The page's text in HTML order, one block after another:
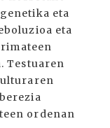
eta
eta
Testuaren
ordenan